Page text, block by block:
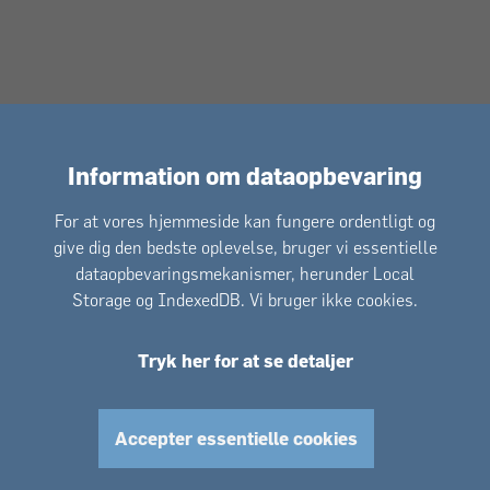
Information om dataopbevaring
For at vores hjemmeside kan fungere ordentligt og
give dig den bedste oplevelse, bruger vi essentielle
dataopbevaringsmekanismer, herunder Local
Storage og IndexedDB. Vi bruger ikke cookies.
Tryk her for at se detaljer
Accepter essentielle cookies